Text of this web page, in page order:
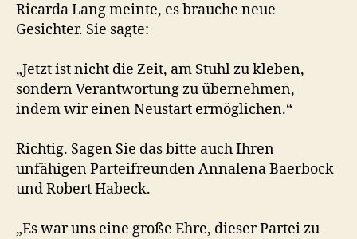
Ricarda Lang meinte, es brauche neue
Gesichter. Sie sagte:
„Jetzt ist nicht die Zeit, am Stuhl zu kleben,
sondern Verantwortung zu übernehmen,
indem wir einen Neustart ermöglichen.“
Richtig. Sagen Sie das bitte auch Ihren
unfähigen Parteifreunden Annalena Baerbock
und Robert Habeck.
„Es war uns eine große Ehre, dieser Partei zu